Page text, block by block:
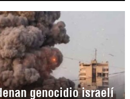
genocidio israelí